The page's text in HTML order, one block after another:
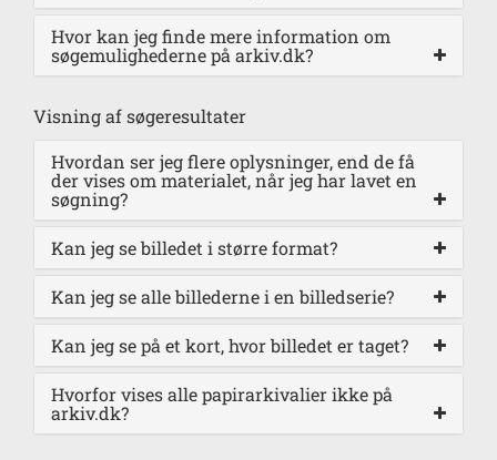
Hvor kan jeg finde mere information om
søgemulighederne på arkiv.dk?
Visning af søgeresultater
Hvordan ser jeg flere oplysninger, end de få
der vises om materialet, når jeg har lavet en
søgning?
Kan jeg se billedet i større format?
Kan jeg se alle billederne i en billedserie?
Kan jeg se på et kort, hvor billedet er taget?
Hvorfor vises alle papirarkivalier ikke på
arkiv.dk?